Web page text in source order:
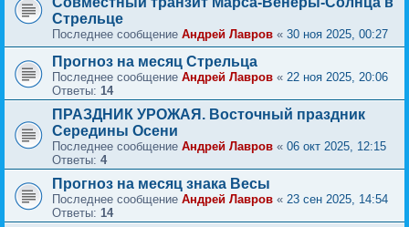
Стрельце
Последнее сообщение Андрей Лавров « 30 ноя 2025, 00:27
Прогноз на месяц Стрельца
Последнее сообщение Андрей Лавров « 22 ноя 2025, 20:06
Ответы: 14
ПРАЗДНИК УРОЖАЯ. Восточный праздник
Середины Осени
Последнее сообщение Андрей Лавров « 06 окт 2025, 12:15
Ответы: 4
Прогноз на месяц знака Весы
Последнее сообщение Андрей Лавров « 23 сен 2025, 14:54
Ответы: 14